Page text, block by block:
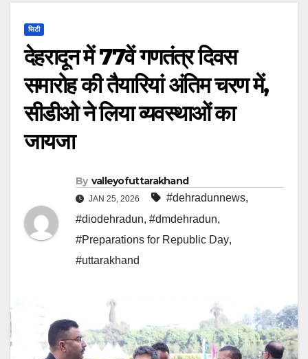
सिटी
देहरादून में 77वें गणतंत्र दिवस
समारोह की तैयारियां अंतिम चरण में,
सीडीओ ने लिया व्यवस्थाओं का
जायजा
By valleyofuttarakhand
JAN 25, 2026 #dehradunnews,
#diodehradun, #dmdehradun,
#Preparations for Republic Day,
#uttarakhand